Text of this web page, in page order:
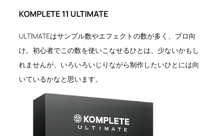
KOMPLETE 11 ULTIMATE
ULTIMATEはサンプル数やエフェクトの数が多く、プロ向
け。初心者でこの数を使いこなせるひとは、少ないかもし
れませんが、いろいろいじりながら制作したいひとには向
いているかなと思います。